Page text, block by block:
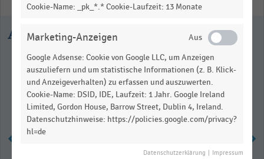
Ausgewählte Statistiken
Cookie-Name: _pk_*.* Cookie-Laufzeit: 13 Monate
Marketing-Anzeigen
Google Adsense: Cookie von Google LLC, um Anzeigen
auszuliefern und um statistische Informationen (z. B. Klick-
und Anzeigeverhalten) zu erfassen und auszuwerten.
Cookie-Name: DSID, IDE, Laufzeit: 1 Jahr. Google Ireland
Limited, Gordon House, Barrow Street, Dublin 4, Ireland.
Datenschutzhinweise: https://policies.google.com/privacy?
hl=de
Datenschutzerklärung Impressum